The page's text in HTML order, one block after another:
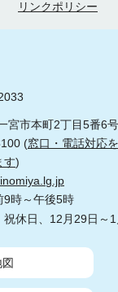
リンクポリシー
市本町2丁目5番6号
(窓口・電話対応
す)
9時～午後5時
休日、12月29日～1